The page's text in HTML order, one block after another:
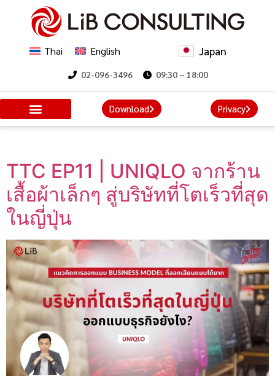
Thai English Japan
02-096-3496 09:30 ~ 18:00
Download Privacy
TTC EP11 | UNIQLO จากร้าน
เสื้อผ้าเล็กๆ สู่บริษัทที่โตเร็วที่สุด
ในญี่ปุ่น